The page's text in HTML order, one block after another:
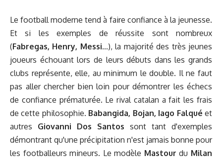
Le football moderne tend à faire confiance à la jeunesse.
Et si les exemples de réussite sont nombreux
(Fabregas, Henry, Messi...), la majorité des très jeunes
joueurs échouant lors de leurs débuts dans les grands
clubs représente, elle, au minimum le double. Il ne faut
pas aller chercher bien loin pour démontrer les échecs
de confiance prématurée. Le rival catalan a fait les frais
de cette philosophie. Babangida, Bojan, Iago Falqué et
autres Giovanni Dos Santos sont tant d'exemples
démontrant qu'une précipitation n'est jamais bonne pour
les footballeurs mineurs. Le modèle Mastour du Milan